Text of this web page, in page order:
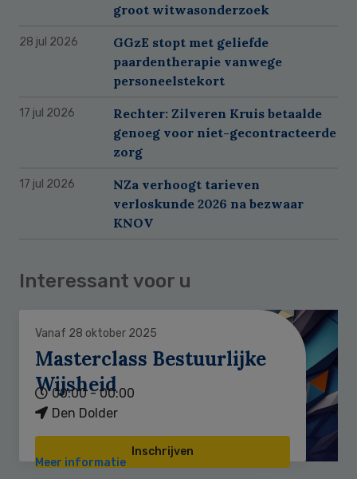
groot witwasonderzoek
28 jul 2026
GGzE stopt met geliefde
paardentherapie vanwege
personeelstekort
17 jul 2026
Rechter: Zilveren Kruis betaalde
genoeg voor niet-gecontracteerde
zorg
17 jul 2026
NZa verhoogt tarieven
verloskunde 2026 na bezwaar
KNOV
Interessant voor u
Vanaf 28 oktober 2025
Masterclass Bestuurlijke
Wijsheid
00:00 - 00:00
Den Dolder
Inschrijven
Meer informatie